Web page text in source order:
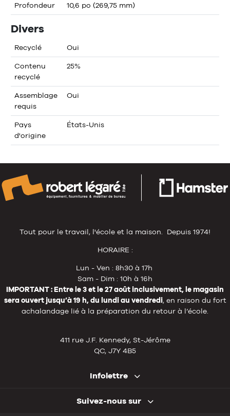
Profondeur 10,6 po (269,75 mm)
Divers
Recyclé Oui
Contenu
recyclé
25%
Assemblage
requis
Oui
Pays
d'origine
États-Unis
Tout pour le travail, l'école et la maison. Depuis 1974!
HORAIRE :
Lun - Ven : 8h30 à 17h
Sam - Dim : 10h à 16h
IMPORTANT : Entre le 3 et le 27 août inclusivement, le magasin
sera ouvert jusqu’à 19 h, du lundi au vendredi, en raison du fort
achalandage lié à la préparation du retour à l’école.
411 rue J.F. Kennedy, St-Jérôme
QC, J7Y 4B5
Infolettre
Suivez-nous sur